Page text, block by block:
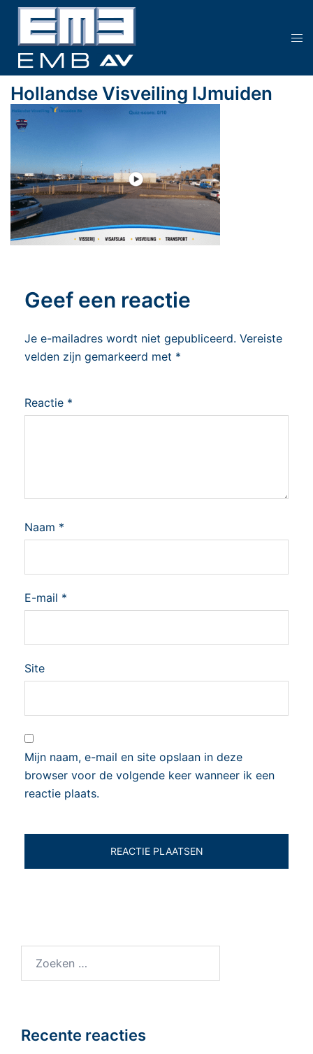
inhoud
Hollandse Visveiling IJmuiden
Geef een reactie
Je e-mailadres wordt niet gepubliceerd. Vereiste
velden zijn gemarkeerd met *
Reactie *
Naam *
E-mail *
Site
Mijn naam, e-mail en site opslaan in deze
browser voor de volgende keer wanneer ik een
reactie plaats.
Recente reacties